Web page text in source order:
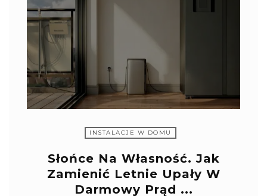
INSTALACJE W DOMU
Słońce Na Własność. Jak
Zamienić Letnie Upały W
Darmowy Prąd ...